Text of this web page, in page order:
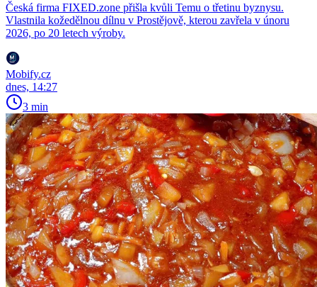
Česká firma FIXED.zone přišla kvůli Temu o třetinu byznysu.
Vlastnila kožedělnou dílnu v Prostějově, kterou zavřela v únoru
2026, po 20 letech výroby.
Mobify.cz
dnes, 14:27
3 min